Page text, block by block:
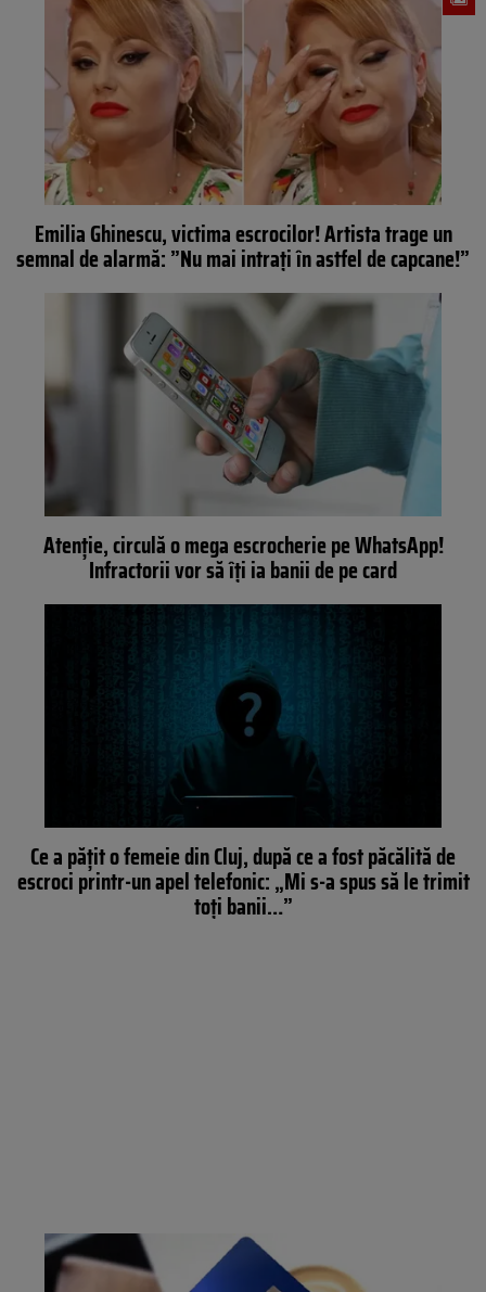
Emilia Ghinescu, victima escrocilor! Artista trage un
semnal de alarmă: ”Nu mai intrați în astfel de capcane!”
Atenție, circulă o mega escrocherie pe WhatsApp!
Infractorii vor să îți ia banii de pe card
Ce a pățit o femeie din Cluj, după ce a fost păcălită de
escroci printr-un apel telefonic: „Mi s-a spus să le trimit
toți banii…”